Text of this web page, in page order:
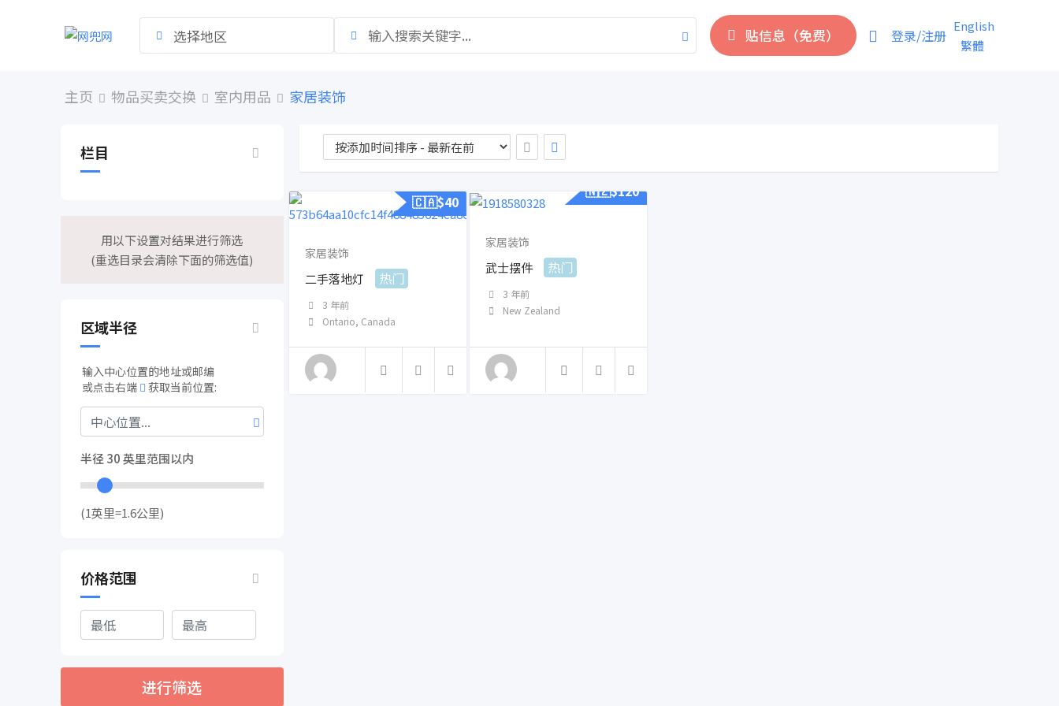
选择地区 贴信息（免费） 登录/注册
English
繁體
主页 物品买卖交换 室内用品 家居装饰
栏目
用以下设置对结果进行筛选
(重选目录会清除下面的筛选值)
区域半径
输入中心位置的地址或邮编
或点击右端
获取当前位置:
半径30英里范围以内
(1英里=1.6公里)
价格范围
进行筛选
🇨🇦$40
家居装饰
二手落地灯 热门
3 年前
Ontario, Canada
🇳🇿$120
家居装饰
武士摆件 热门
3 年前
New Zealand